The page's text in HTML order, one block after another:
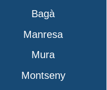
Bagà
Manresa
Mura
Montseny